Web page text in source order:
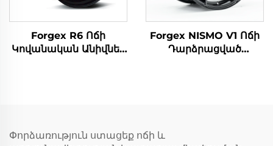
Forgex R6 Ոճի
Կովանական Անիվներ
Forgex NISMO V1 Ոճի
Դարձրացված
Infiniti Q50 Q60 G35
Փորձառություն ստացեք ոճի և